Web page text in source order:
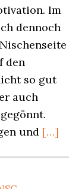
Im
dennoch
den
so gut
auch
und […]